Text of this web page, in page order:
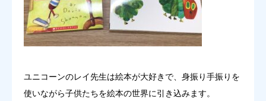
ユニコーンのレイ先生は絵本が大好きで、身振り手振りを
使いながら子供たちを絵本の世界に引き込みます。